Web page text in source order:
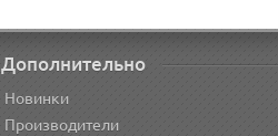
Дополнительно
Новинки
Производители